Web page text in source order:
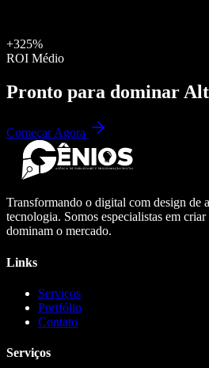
+325%
ROI Médio
Pronto para dominar
Começar Agora
Transformando o digital com design de
tecnologia. Somos especialistas em criar
dominam o mercado.
Links
Serviços
Portfólio
Contato
Serviços